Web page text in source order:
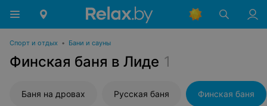
Спорт и отдых • Бани и сауны
Финская баня в Лиде 1
Баня на дровах Русская баня Финская баня